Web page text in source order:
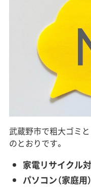
武蔵野市で粗大ゴミ
のとおりです。
家電リサイクル
パソコン（家庭用）